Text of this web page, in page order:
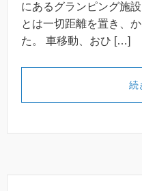
にあるグランピング施
とは一切距離を置き、
た。 車移動、おひ […]
続